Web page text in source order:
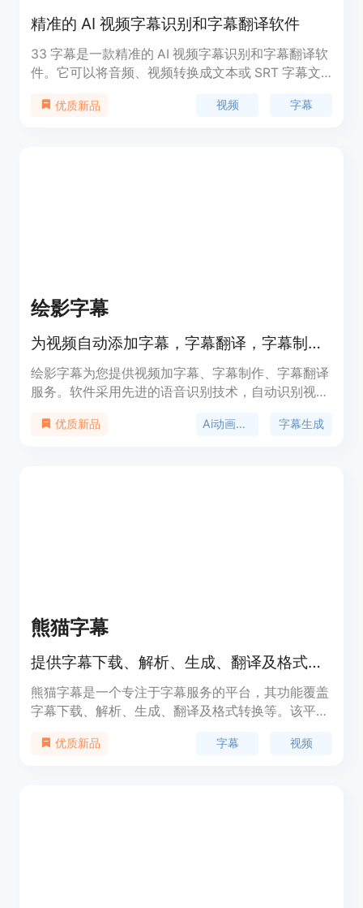
精准的 AI 视频字幕识别和字幕翻译软件
33 字幕是一款精准的 AI 视频字幕识别和字幕翻译软
件。它可以将音频、视频转换成文本或 SRT 字幕文
Whisper AI 语音转写模型，准确度接近人类水平。
优质新品 视频 字幕
绘影字幕
为视频自动添加字幕，字幕翻译，字幕制作软件
绘影字幕为您提供视频加字幕、字幕制作、字幕翻译
服务。软件采用先进的语音识别技术，自动识别视频
中英字幕、中日字幕等双语字幕。为抖音、vlog、快
优质新品 Ai动画制作 字幕生成
熊猫字幕
提供字幕下载、解析、生成、翻译及格式转换等功能的一站式字幕服务平台
熊猫字幕是一个专注于字幕服务的平台，其功能覆盖
字幕下载、解析、生成、翻译及格式转换等。该平台
习外语、制作视频还是其他需要字幕的场景，都能满
优质新品 字幕 视频